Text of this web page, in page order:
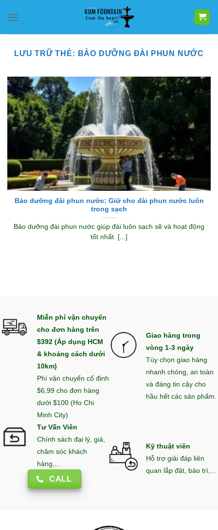
qua
LƯU TRỮ THẺ: BẢO DƯỠNG ĐÀI PHUN NƯỚC
Bảo dưỡng đài phun nước: Giữ cho đài phun nước luôn
trong sạch
Bảo dưỡng đài phun nước giúp đài luôn sạch sẽ và hoạt động
tốt nhất. [...]
Miễn phí vận chuyển
cho đơn hàng trên
$392 (Áp dụng HCM
& khoảng cách dưới
10km)
Phí vận chuyển cố định
$6,99 cho đơn hàng
dưới $100 (Ho Chi
Minh City)
Giao hàng trong
vòng 1-3 ngày
Tùy chọn giao hàng
nhanh chóng, an toàn
và đáng tin cậy cho
hầu hết các sản phẩm.
Tư Vấn Viên
Chính sách đại lý, giá,
chăm sóc khách
hàng,...
CALL
Kỹ thuật viên
Hỗ trợ giải đáp liên
quan lắp đặt, bảo trì,...